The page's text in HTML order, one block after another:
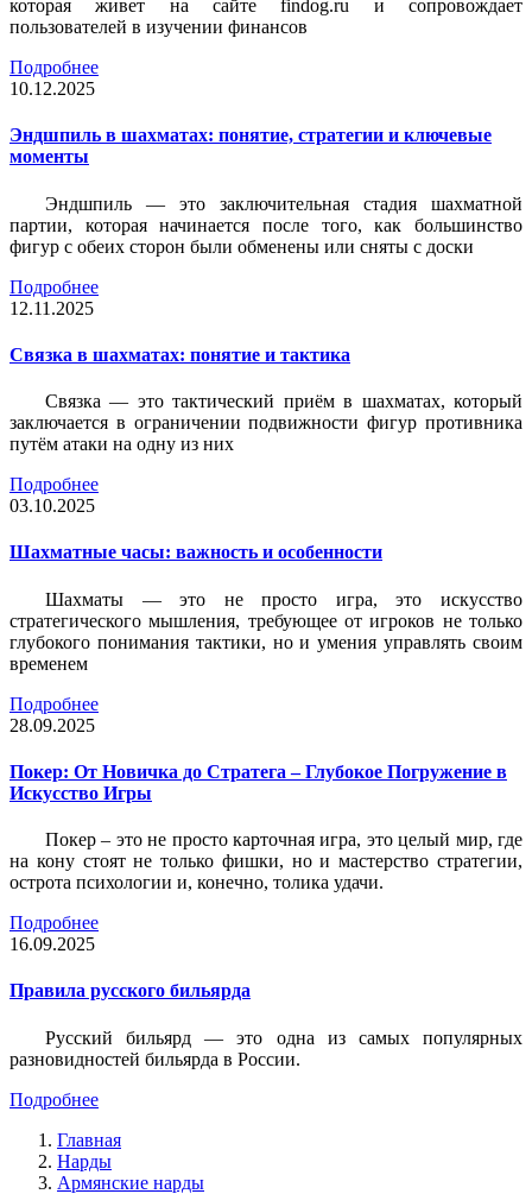
которая живет на сайте findog.ru и сопровождает
пользователей в изучении финансов
Подробнее
10.12.2025
Эндшпиль в шахматах: понятие, стратегии и ключевые
моменты
Эндшпиль — это заключительная стадия шахматной
партии, которая начинается после того, как большинство
фигур с обеих сторон были обменены или сняты с доски
Подробнее
12.11.2025
Связка в шахматах: понятие и тактика
Связка — это тактический приём в шахматах, который
заключается в ограничении подвижности фигур противника
путём атаки на одну из них
Подробнее
03.10.2025
Шахматные часы: важность и особенности
Шахматы — это не просто игра, это искусство
стратегического мышления, требующее от игроков не только
глубокого понимания тактики, но и умения управлять своим
временем
Подробнее
28.09.2025
Покер: От Новичка до Стратега – Глубокое Погружение в
Искусство Игры
Покер – это не просто карточная игра, это целый мир, где
на кону стоят не только фишки, но и мастерство стратегии,
острота психологии и, конечно, толика удачи.
Подробнее
16.09.2025
Правила русского бильярда
Русский бильярд — это одна из самых популярных
разновидностей бильярда в России.
Подробнее
Главная
Нарды
Армянские нарды